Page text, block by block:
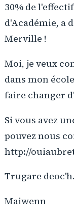
30% de
d'Académie, a
Merville !
Moi, je veux
dans mon
faire changer
Si vous avez
pouvez nous
http://
Trugare
Maiwenn